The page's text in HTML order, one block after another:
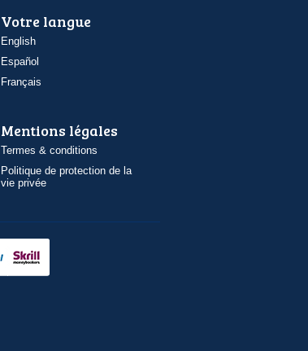
Votre langue
English
Español
Français
Mentions légales
Termes & conditions
Politique de protection de la
vie privée